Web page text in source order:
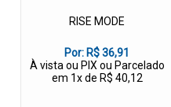
RISE MODE
Por: R$ 36,91
À vista ou PIX ou Parcelado
em 1x de R$ 40,12